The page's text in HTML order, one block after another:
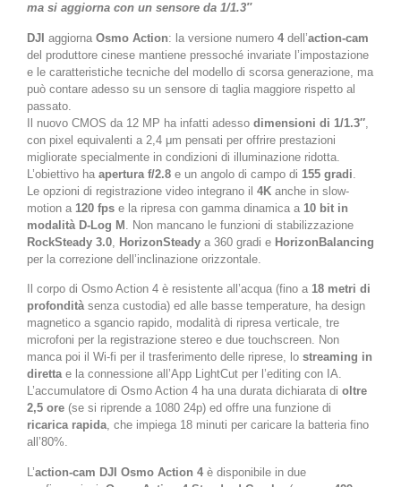
ma si aggiorna con un sensore da 1/1.3″
DJI aggiorna Osmo Action: la versione numero 4 dell’action-cam
del produttore cinese mantiene pressoché invariate l’impostazione
e le caratteristiche tecniche del modello di scorsa generazione, ma
può contare adesso su un sensore di taglia maggiore rispetto al
passato.
Il nuovo CMOS da 12 MP ha infatti adesso dimensioni di 1/1.3″
con pixel equivalenti a 2,4 μm pensati per offrire prestazioni
migliorate specialmente in condizioni di illuminazione ridotta.
L’obiettivo ha apertura f/2.8 e un angolo di campo di 155 gradi
Le opzioni di registrazione video integrano il 4K anche in slow-
motion a 120 fps e la ripresa con gamma dinamica a 10 bit in
modalità D-Log M
. Non mancano le funzioni di stabilizzazione
RockSteady 3.0
HorizonSteady a 360 gradi e HorizonBalancing
per la correzione dell’inclinazione orizzontale.
Il corpo di Osmo Action 4 è resistente all’acqua (fino a 18 metri di
profondità senza custodia) ed alle basse temperature, ha design
magnetico a sgancio rapido, modalità di ripresa verticale, tre
microfoni per la registrazione stereo e due touchscreen. Non
manca poi il Wi-fi per il trasferimento delle riprese, lo streaming in
direttae la connessione all’App LightCut per l’editing con IA.
L’accumulatore di Osmo Action 4 ha una durata dichiarata di oltre
2,5 ore (se si riprende a 1080 24p) ed offre una funzione di
ricarica rapida, che impiega 18 minuti per caricare la batteria fino
all’80%.
L’action-cam DJI Osmo Action 4 è disponibile in due